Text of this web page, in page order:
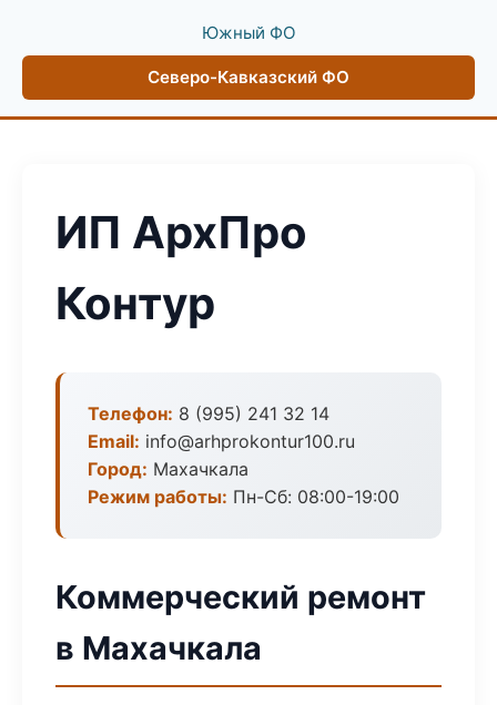
Южный ФО
Северо-Кавказский ФО
ИП АрхПро
Контур
Телефон: 8 (995) 241 32 14
Email: info@arhprokontur100.ru
Город: Махачкала
Режим работы: Пн-Сб: 08:00-19:00
Коммерческий ремонт
в Махачкала